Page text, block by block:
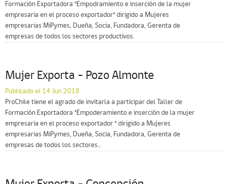
Formación Exportadora "Empodramiento e inserción de la mujer
empresaria en el proceso exportador" dirigido a Mujeres
empresarias MiPymes, Dueña, Socia, Fundadora, Gerenta de
empresas de todos los sectores productivos.
Mujer Exporta – Pozo Almonte
Publicado el 14 Jun 2018
ProChile tiene el agrado de invitarla a participar del Taller de
Formación Exportadora "Empoderamiento e inserción de la mujer
empresaria en el proceso exportador " dirigido a Mujeres
empresarias MiPymes, Dueña, Socia, Fundadora, Gerenta de
empresas de todos los sectores...